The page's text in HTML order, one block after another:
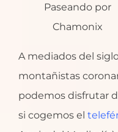
Paseando por
Chamonix
A mediados del
montañistas
podemos disfrutar
si cogemos el